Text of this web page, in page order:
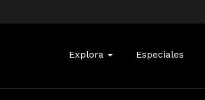
Explora Especiales